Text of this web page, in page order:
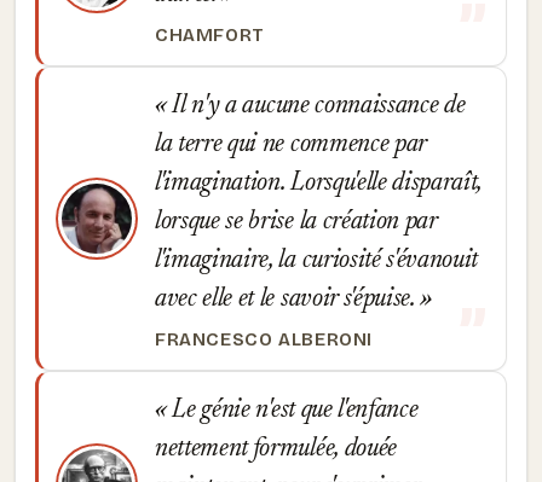
CHAMFORT
Il n'y a aucune connaissance de
la terre qui ne commence par
l'imagination. Lorsqu'elle disparaît,
lorsque se brise la création par
l'imaginaire, la curiosité s'évanouit
avec elle et le savoir s'épuise.
FRANCESCO ALBERONI
Le génie n'est que l'enfance
nettement formulée, douée